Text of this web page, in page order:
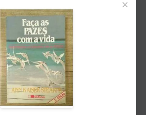
a importância da
e do amor-próprio como base
e feliz. Ela oferece
ajudar os leitores a
relação mais positiva
incluindo exercícios de
e afirmações
×